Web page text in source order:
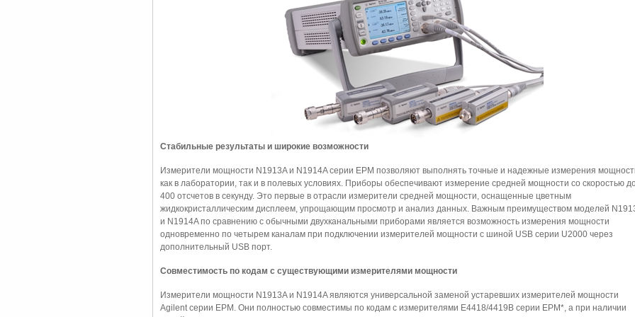
Стабильные результаты и широкие возможности
Измерители мощности N1913A и N1914A серии EPM позволяют выполнять точные и надежные измерения
как в лаборатории, так и в полевых условиях. Приборы обеспечивают измерение средней мощности со скоростью до
400 отсчетов в секунду. Это первые в отрасли измерители средней мощности, оснащенные цветным
жидкокристаллическим дисплеем, упрощающим просмотр и анализ данных. Важным преимуществом моделей
и N1914A по сравнению с обычными двухканальными приборами является возможность измерения мощности
одновременно по четырем каналам при подключении измерителей мощности с шиной USB серии U2000 через
дополнительный USB порт.
Совместимость по кодам с существующими измерителями мощности
Измерители мощности N1913A и N1914A являются универсальной заменой устаревших измерителей мощности
Agilent серии EPM. Они полностью совместимы по кодам с измерителями E4418/4419B серии EPM*, а при наличии